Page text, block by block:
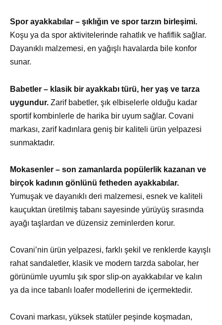
Spor ayakkabılar – şıklığın ve spor tarzın birleşimi.
Koşu ya da spor aktivitelerinde rahatlık ve hafiflik sağlar.
Dayanıklı malzemesi, en yağışlı havalarda bile konfor
sunar.
Babetler – klasik bir ayakkabı türü, her yaş ve tarza
uygundur. Zarif babetler, şık elbiselerle olduğu kadar
sportif kombinlerle de harika bir uyum sağlar. Covani
markası, zarif kadınlara geniş bir kaliteli ürün yelpazesi
sunmaktadır.
Mokasenler – son zamanlarda popülerlik kazanan ve
birçok kadının gönlünü fetheden ayakkabılar.
Yumuşak ve dayanıklı deri malzemesi, esnek ve kaliteli
kauçuktan üretilmiş tabanı sayesinde yürüyüş sırasında
ayağı taşlardan ve düzensiz zeminlerden korur.
Covani’nin ürün yelpazesi, farklı şekil ve renklerde kayışlı
rahat sandaletler, klasik ve modern tarzda sabolar, her
görünümle uyumlu şık spor slip-on ayakkabılar ve kalın
ya da ince tabanlı loafer modellerini de içermektedir.
Covani markası, yüksek statüler peşinde koşmadan,